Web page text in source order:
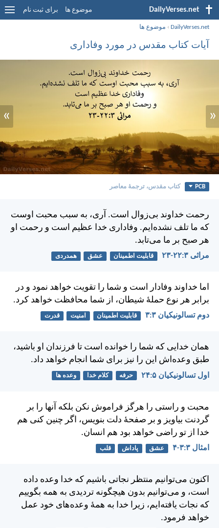
DailyVerses.net موضوع ها برای ثبت نام
DailyVerses.net
› موضوع ها
آیات کتاب مقدس در مورد وفاداری
«
»
PCB کتاب مقدس، ترجمۀ معاصر
رحمت خداوند بی‌زوال است. آری، به سبب محبت اوست
كه ما تلف نشده‌ايم. وفاداری خدا عظيم است و رحمت او
هر صبح بر ما می‌تابد.
مراثی ۳:‏۲۲-‏۲۳ قابلیت اطمینان عشق همدردی
اما خداوند وفادار است و شما را تقويت خواهد نمود و در
برابر هر نوع حملهٔ شيطان، از شما محافظت خواهد كرد.
دوم تسالونيکیان ۳:‏۳ قابلیت اطمینان امنیت قدرت
همان خدايی كه شما را خوانده است تا فرزندان او باشيد،
طبق وعده‌اش اين را نيز برای شما انجام خواهد داد.
اول تسالونيکیان ۵:‏۲۴ حرفه کلام خدا وعده ها
محبت و راستی را هرگز فراموش نكن بلكه آنها را بر
گردنت بياويز و بر صفحهٔ دلت بنويس، اگر چنين كنی هم
خدا از تو راضی خواهد بود هم انسان.
امثال ۳:‏۳-‏۴ عشق پاداش قلب
اكنون می‌توانيم منتظر نجاتی باشيم كه خدا وعده داده
است، و می‌توانيم بدون هيچگونه ترديدی به همه بگوييم
كه نجات يافته‌ايم، زيرا خدا به همهٔ وعده‌های خود عمل
خواهد فرمود.